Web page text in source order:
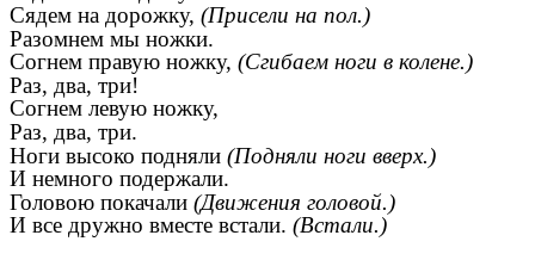
Сядем на дорожку, (Присели на пол.)
Разомнем мы ножки.
Согнем правую ножку, (Сгибаем ноги в колене.)
Раз, два, три!
Согнем левую ножку,
Раз, два, три.
Ноги высоко подняли (Подняли ноги вверх.)
И немного подержали.
Головою покачали (Движения головой.)
И все дружно вместе встали. (Встали.)